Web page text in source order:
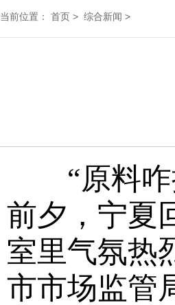
当前位置： 首页 > 综合新闻 >
“原料咋
前夕，宁夏
室里气氛热
市市场监管